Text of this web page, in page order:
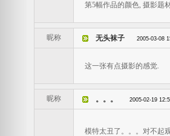
第5幅作品的颜色, 摄影题
昵称 无头袜子 2005-03-08
这一张有点摄影的感觉.
昵称 。。。 2005-02-19
模特太丑了。。。对不起